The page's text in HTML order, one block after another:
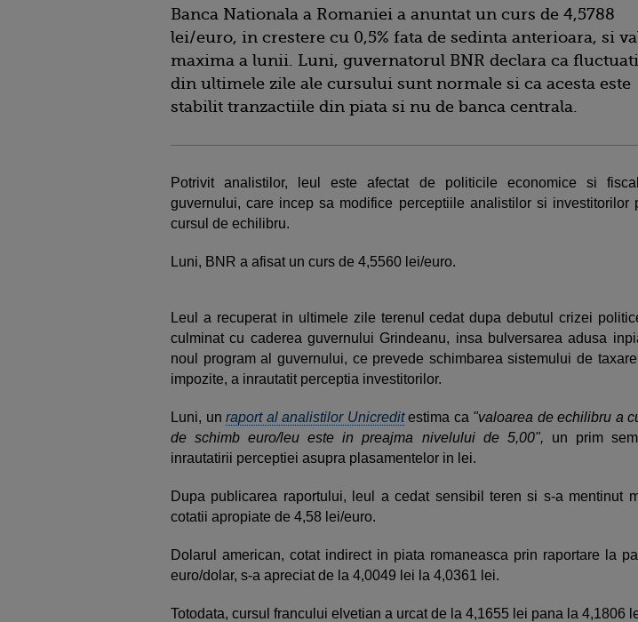
Banca Nationala a Romaniei a anuntat un curs de 4,5788
lei/euro, in crestere cu 0,5% fata de sedinta anterioara, si
maxima a lunii. Luni, guvernatorul BNR declara ca
din ultimele zile ale cursului sunt normale si ca acesta este
stabilit tranzactiile din piata si nu de banca centrala.
Potrivit analistilor, leul este afectat de politicile economice si
guvernului, care incep sa modifice perceptiile analistilor si investitorilor
cursul de echilibru.
Luni, BNR a afisat un curs de 4,5560 lei/euro.
Leul a recuperat in ultimele zile terenul cedat dupa debutul crizei
culminat cu caderea guvernului Grindeanu, insa bulversarea adusa
noul program al guvernului, ce prevede schimbarea sistemului de
impozite, a inrautatit perceptia investitorilor.
Luni, un raport al analistilor Unicreditestima ca "valoarea de echilibru a
de schimb euro/leu este in preajma nivelului de 5,00", un prim
inrautatirii perceptiei asupra plasamentelor in lei.
Dupa publicarea raportului, leul a cedat sensibil teren si s-a mentinut
cotatii apropiate de 4,58 lei/euro.
Dolarul american, cotat indirect in piata romaneasca prin raportare la
euro/dolar, s-a apreciat de la 4,0049 lei la 4,0361 lei.
Totodata, cursul francului elvetian a urcat de la 4,1655 lei pana la 4,1806